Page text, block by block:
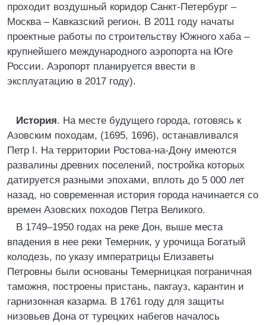
проходит воздушный коридор Санкт-Петербург –
Москва – Кавказский регион. В 2011 году начаты
проектные работы по строительству Южного хаба –
крупнейшего международного аэропорта на Юге
России. Аэропорт планируется ввести в
эксплуатацию в 2017 году).
История. На месте будущего города, готовясь к
Азовским походам, (1695, 1696), останавливался
Петр I. На территории Ростова-на-Дону имеются
развалины древних поселений, постройка которых
датируется разными эпохами, вплоть до 5 000 лет
назад, но современная история города начинается со
времен Азовских походов Петра Великого.
В 1749–1950 годах на реке Дон, выше места
впадения в нее реки Темерник, у урочища Богатый
колодезь, по указу императрицы Елизаветы
Петровны были основаны Темерницкая пограничная
таможня, построены пристань, пакгауз, карантин и
гарнизонная казарма. В 1761 году для защиты
низовьев Дона от турецких набегов началось